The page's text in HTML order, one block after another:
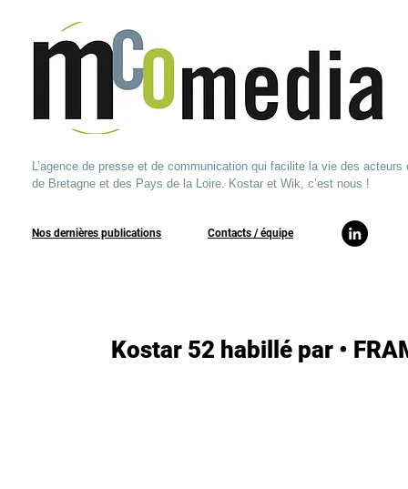
L’agence de presse et de communication qui facilite la vie des acteurs
de Bretagne et des Pays de la Loire. Kostar et Wik, c’est nous !
Nos dernières publications ​Contacts / équipe​
Kostar 52 habillé par •